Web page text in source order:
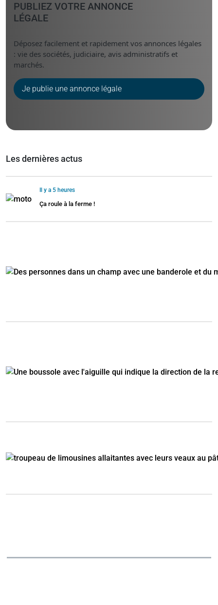
PUBLIEZ VOTRE ANNONCE
LÉGALE
Déposez facilement et rapidement vos annonces légales
: vie des sociétés, judiciaire, avis administratifs et
marchés.
Je publie une annonce légale
Les dernières actus
Il y a 5 heures
Ça roule à la ferme !